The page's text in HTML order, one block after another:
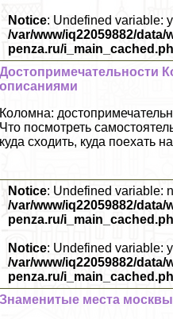
Notice: Undefined variable:
/var/www/iq22059882/data/
penza.ru/
Достопримечательности
описаниями
Коломна:
Что посмотреть
куда сходить, куда поехать
Notice: Undefined variable:
/var/www/iq22059882/data/
penza.ru/
Notice: Undefined variable:
/var/www/iq22059882/data/
penza.ru/
Знаменитые места